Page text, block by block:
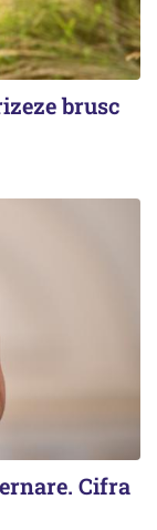
brusc
Cifra